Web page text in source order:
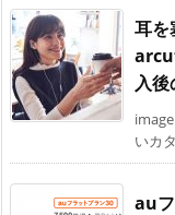
耳
入後
いカ
au